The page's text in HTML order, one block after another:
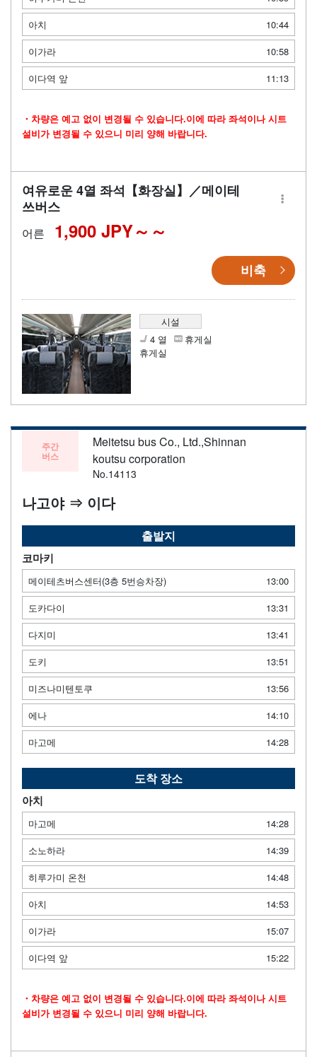
아치
10:44
이가라
10:58
이다역 앞
11:13
・차량은 예고 없이 변경될 수 있습니다.이에 따라 좌석이나 시트
설비가 변경될 수 있으니 미리 양해 바랍니다.
여유로운 4열 좌석【화장실】／메이테
쓰버스
어른 1,900 JPY～
비축
시설
4 열
휴게실
휴게실
주간
버스
Meitetsu bus Co., Ltd.,Shinnan
koutsu corporation
No.14113
나고야 ⇒ 이다
출발지
코마키
메이테츠버스센터(3층 5번승차장)
13:00
도카다이
13:31
다지미
13:41
도키
13:51
미즈나미텐토쿠
13:56
에나
14:10
마고메
14:28
도착 장소
아치
마고메
14:28
소노하라
14:39
히루가미 온천
14:48
아치
14:53
이가라
15:07
이다역 앞
15:22
・차량은 예고 없이 변경될 수 있습니다.이에 따라 좌석이나 시트
설비가 변경될 수 있으니 미리 양해 바랍니다.